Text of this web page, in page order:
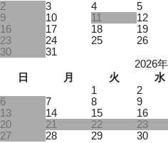
2
3 4 5
9
10 11 12
16
17 18 19
23
24 25 26
30
31
2026
日
月 火 水
1
2
6
7 8 9
13
14 15 16
20
21 22 23
27
28 29 30